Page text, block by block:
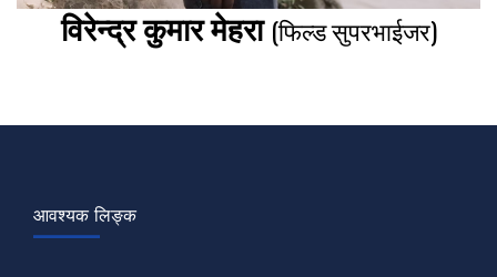
विरेन्द्र कुमार मेहरा (फिल्ड सुपरभाईजर)
आवश्यक लिङ्क